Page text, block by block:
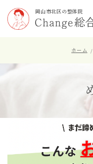
岡山市北区の整体院
ホーム